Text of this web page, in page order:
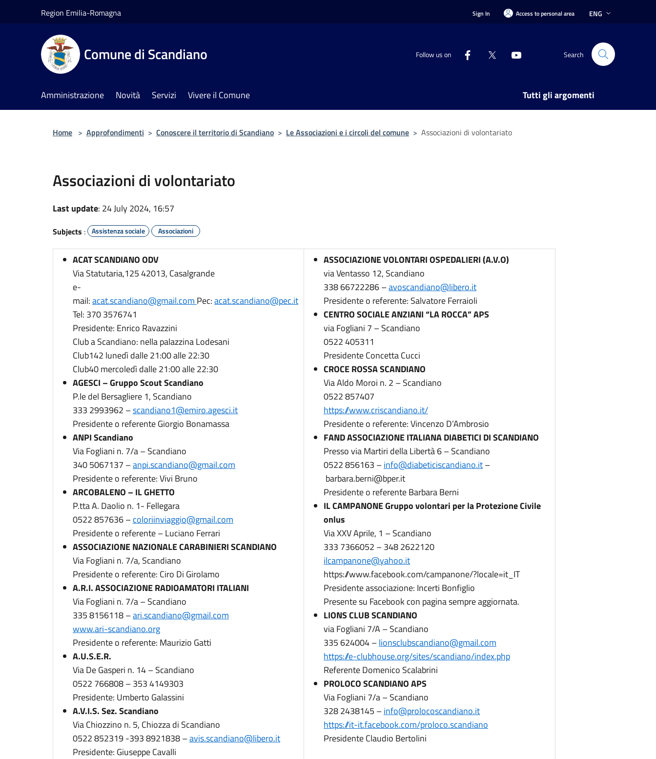
Region Emilia-Romagna Sign In Access to personal area ENG
Comune di Scandiano Follow us on Search
Amministrazione Novità Servizi Vivere il Comune Tutti gli argomenti
Home > Approfondimenti > Conoscere il territorio di Scandiano > Le Associazioni e i circoli del comune > Associazioni di volontariato
Associazioni di volontariato
Last update: 24 July 2024, 16:57
Subjects : Assistenza sociale Associazioni
ACAT SCANDIANO ODV
Via Statutaria,125 42013, Casalgrande
e-
mail:acat.scandiano@gmail.com Pec:acat.scandiano@pec.it
Tel: 370 3576741
Presidente: Enrico Ravazzini
Club a Scandiano: nella palazzina Lodesani
Club142 lunedì dalle 21:00 alle 22:30
Club40 mercoledì dalle 21:00 alle 22:30
AGESCI – Gruppo Scout Scandiano
P.le del Bersagliere 1, Scandiano
333 2993962 –scandiano1@emiro.agesci.it
Presidente o referente Giorgio Bonamassa
ANPI Scandiano
Via Fogliani n. 7/a – Scandiano
340 5067137 –anpi.scandiano@gmail.com
Presidente o referente: Vivi Bruno
ARCOBALENO – IL GHETTO
P.tta A. Daolio n. 1- Fellegara
0522 857636 –coloriinviaggio@gmail.com
Presidente o referente – Luciano Ferrari
ASSOCIAZIONE NAZIONALE CARABINIERI SCANDIANO
Via Fogliani n. 7/a, Scandiano
Presidente o referente: Ciro Di Girolamo
A.R.I. ASSOCIAZIONE RADIOAMATORI ITALIANI
Via Fogliani n. 7/a – Scandiano
335 8156118 –ari.scandiano@gmail.com
www.ari-scandiano.org
Presidente o referente: Maurizio Gatti
A.U.S.E.R.
Via De Gasperi n. 14 – Scandiano
0522 766808 – 353 4149303
Presidente: Umberto Galassini
A.V.I.S. Sez. Scandiano
Via Chiozzino n. 5, Chiozza di Scandiano
0522 852319 -393 8921838 –avis.scandiano@libero.it
Presidente: Giuseppe Cavalli
ASSOCIAZIONE VOLONTARI OSPEDALIERI (A.V.O)
via Ventasso 12, Scandiano
338 66722286 –avoscandiano@libero.it
Presidente o referente: Salvatore Ferraioli
CENTRO SOCIALE ANZIANI “LA ROCCA” APS
via Fogliani 7 – Scandiano
0522 405311
Presidente Concetta Cucci
CROCE ROSSA SCANDIANO
Via Aldo Moroi n. 2 – Scandiano
0522 857407
https://www.criscandiano.it/
Presidente o referente: Vincenzo D’Ambrosio
FAND ASSOCIAZIONE ITALIANA DIABETICI DI SCANDIANO
Presso via Martiri della Libertà 6 – Scandiano
0522 856163 –info@diabeticiscandiano.it–
barbara.berni@bper.it
Presidente o referente Barbara Berni
IL CAMPANONE Gruppo volontari per la Protezione Civile
onlus
Via XXV Aprile, 1 – Scandiano
333 7366052 – 348 2622120
ilcampanone@yahoo.it
https://www.facebook.com/campanone/?locale=it_IT
Presidente associazione: Incerti Bonfiglio
Presente su Facebook con pagina sempre aggiornata.
LIONS CLUB SCANDIANO
via Fogliani 7/A – Scandiano
335 624004 –lionsclubscandiano@gmail.com
https://e-clubhouse.org/sites/scandiano/index.php
Referente Domenico Scalabrini
PROLOCO SCANDIANO APS
Via Fogliani 7/a – Scandiano
328 2438145 –info@prolocoscandiano.it
https://it-it.facebook.com/proloco.scandiano
Presidente Claudio Bertolini